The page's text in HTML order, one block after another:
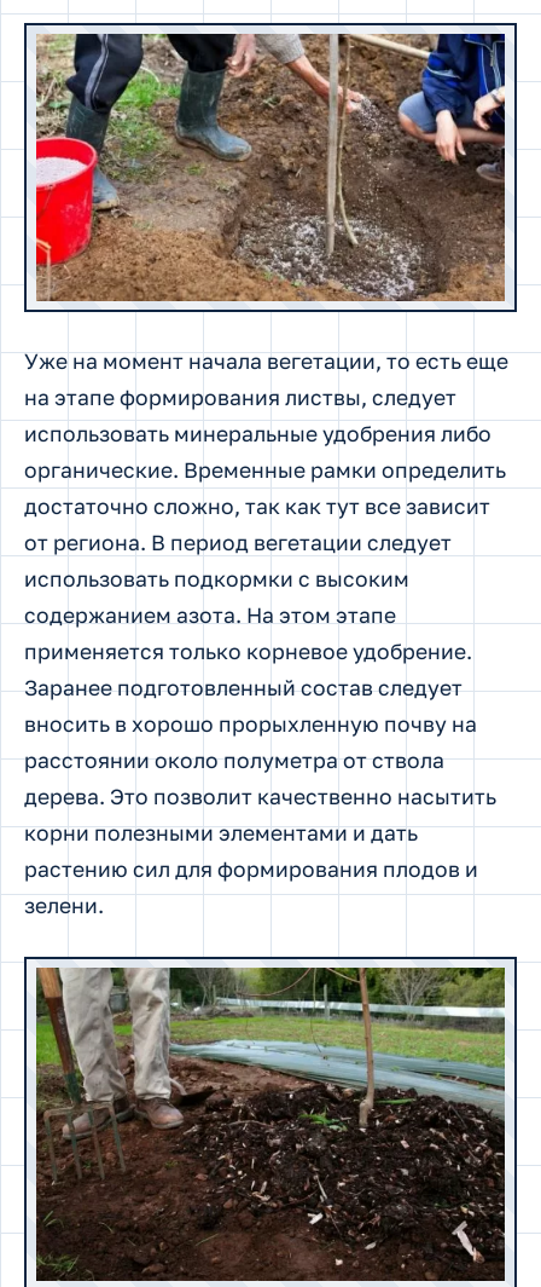
Уже на момент начала вегетации, то есть еще
на этапе формирования листвы, следует
использовать минеральные удобрения либо
органические. Временные рамки определить
достаточно сложно, так как тут все зависит
от региона. В период вегетации следует
использовать подкормки с высоким
содержанием азота. На этом этапе
применяется только корневое удобрение.
Заранее подготовленный состав следует
вносить в хорошо прорыхленную почву на
расстоянии около полуметра от ствола
дерева. Это позволит качественно насытить
корни полезными элементами и дать
растению сил для формирования плодов и
зелени.